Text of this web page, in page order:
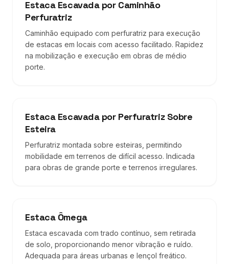
Estaca Escavada por Caminhão
Perfuratriz
Caminhão equipado com perfuratriz para execução
de estacas em locais com acesso facilitado. Rapidez
na mobilização e execução em obras de médio
porte.
Estaca Escavada por Perfuratriz Sobre
Esteira
Perfuratriz montada sobre esteiras, permitindo
mobilidade em terrenos de difícil acesso. Indicada
para obras de grande porte e terrenos irregulares.
Estaca Ômega
Estaca escavada com trado contínuo, sem retirada
de solo, proporcionando menor vibração e ruído.
Adequada para áreas urbanas e lençol freático.